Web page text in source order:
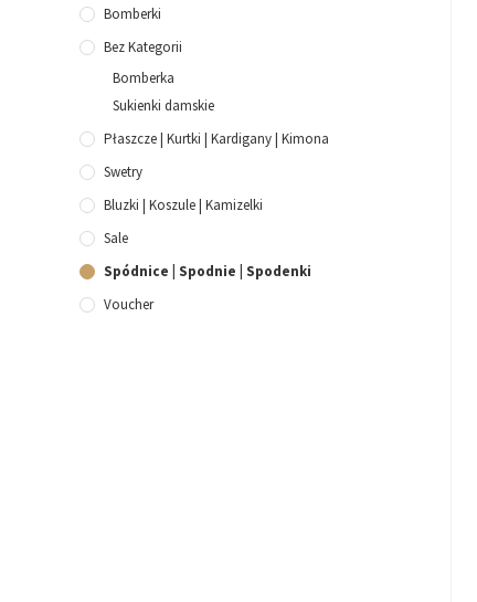
Bomberki
Bez Kategorii
Bomberka
Sukienki damskie
Płaszcze | Kurtki | Kardigany | Kimona
Swetry
Bluzki | Koszule | Kamizelki
Sale
Spódnice | Spodnie | Spodenki
Voucher